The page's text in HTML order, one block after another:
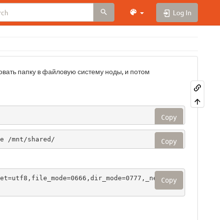
Log In
папку в файловую систему ноды, и потом
Copy
/mnt/shared/ Copy
Copy